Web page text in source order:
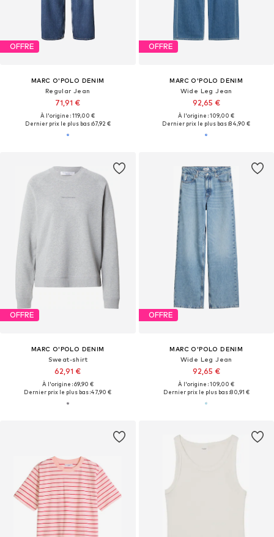
OFFRE
MARC O'POLO DENIM
Regular Jean
71,91 €
À l'origine : 119,00 €
Dernier prix le plus bas :67,92 €
OFFRE
MARC O'POLO DENIM
Wide Leg Jean
92,65 €
À l'origine : 109,00 €
Dernier prix le plus bas :84,90 €
OFFRE
MARC O'POLO DENIM
Sweat-shirt
62,91 €
À l'origine : 69,90 €
Dernier prix le plus bas :47,90 €
OFFRE
MARC O'POLO DENIM
Wide Leg Jean
92,65 €
À l'origine : 109,00 €
Dernier prix le plus bas :80,91 €